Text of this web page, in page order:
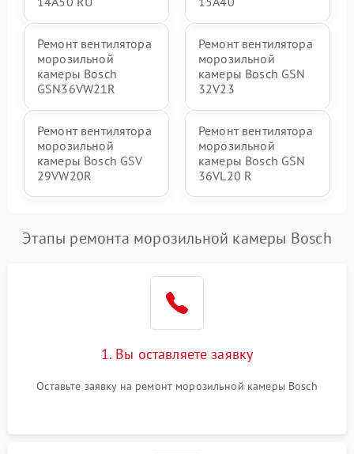
Ремонт вентилятора
морозильной
камеры Bosch
GSN36VW21R
Ремонт вентилятора
морозильной
камеры Bosch GSN
32V23
Ремонт вентилятора
морозильной
камеры Bosch GSV
29VW20R
Ремонт вентилятора
морозильной
камеры Bosch GSN
36VL20 R
Этапы ремонта морозильной камеры Bosch
1. Вы оставляете заявку
Оставьте заявку на ремонт морозильной камеры Bosch